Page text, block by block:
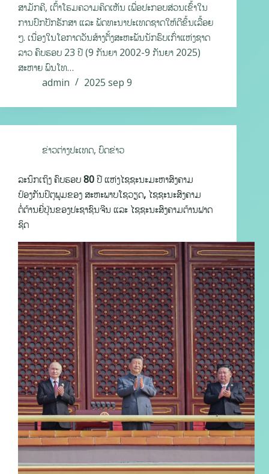
ສາມັກຄີ, ເຕົ້າໂຮມຄວາມຄິດເຫັນ ເພື່ອປະກອບສ່ວນເຂົ້າໃນ
ການປົກປັກຮັກສາ ແລະ ພັດທະນາປະເທດຊາດໃຫ້ດີຂຶ້ນເລື້ອຍ
ໆ. ເນື່ອງໃນໂອກາດວັນສ້າງຕັ້ງສະຫະພັນນັກຮົບເກົ່າແຫ່ງຊາດ
ລາວ ຄົບຮອບ 23 ປີ (9 ກັນຍາ 2002-9 ກັນຍາ 2025)
ສະຫາຍ ພົນໂທ…
admin
2025 sep 9
ຂ່າວຕ່າງປະເທດ, ບົດຂ່າວ
ລະນຶກເຖິງ ຄົບຮອບ 80 ປີ ແຫ່ງໄຊຊະນະມະຫາສົງຄາມ
ປ້ອງກັນປິຕຸພູມຂອງ ສະຫະພາບໂຊວຽດ, ໄຊຊະນະສົງຄາມ
ຕໍ່ຕ້ານຍີ່ປຸ່ນຂອງປະຊາຊົນຈີນ ແລະ ໄຊຊະນະສົງຄາມຕ້ານຟາດ
ຊິດ